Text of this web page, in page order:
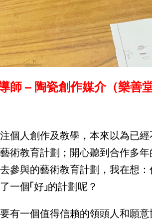
師 – 陶瓷創作媒介（樂善
個人創作及教學，本來以為已
術教育計劃；開心聽到合作多
參與的藝術教育計劃，我在想
一個「好」的計劃呢？
有一個值得信賴的領頭人和願